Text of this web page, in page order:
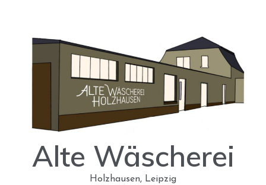
Alte Wäscherei
Holzhausen, Leipzig